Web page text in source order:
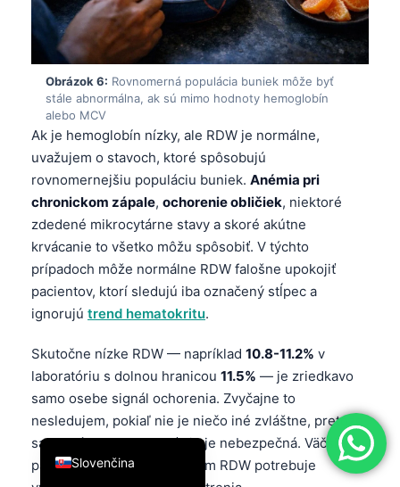
Obrázok 6: Rovnomerná populácia buniek môže byť
stále abnormálna, ak sú mimo hodnoty hemoglobín
alebo MCV
Ak je hemoglobín nízky, ale RDW je normálne,
uvažujem o stavoch, ktoré spôsobujú
rovnomernejšiu populáciu buniek. Anémia pri
chronickom zápale, ochorenie obličiek, niektoré
zdedené mikrocytárne stavy a skoré akútne
krvácanie to všetko môžu spôsobiť. V týchto
prípadoch môže normálne RDW falošne upokojiť
pacientov, ktorí sledujú iba označený stĺpec a
ignorujú trend hematokritu.
Skutočne nízke RDW — napríklad 10.8-11.2% v
laboratóriu s dolnou hranicou 11.5% — je zriedkavo
samo osebe signál ochorenia. Zvyčajne to
nesledujem, pokiaľ nie je niečo iné zvláštne, pretože
samotná rovnomernosť nie je nebezpečná. Väčšina
pacientov s izolovane nízkym RDW potrebuje
Slovenčina
English
Deutsch
العربية
Français
עִבְרִית
Italiano
Español
Português
Ελληνικά
Türkçe
Română
简体中文
فارسی
Български
Dansk